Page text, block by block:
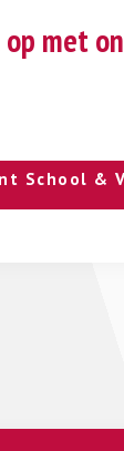
met
School &